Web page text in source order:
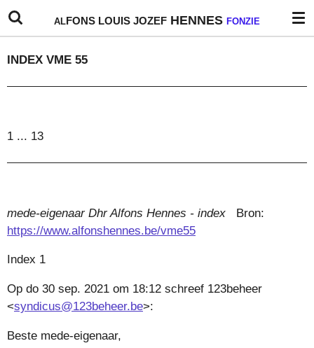
Ga
direct
de
hoofdinhoud
ALFONS LOUIS JOZEF HENNES FONZIE
INDEX VME 55
1 ... 13
mede-eigenaar Dhr Alfons Hennes - index Bron:
https://www.alfonshennes.be/vme55
Index 1
Op do 30 sep. 2021 om 18:12 schreef 123beheer
<syndicus@123beheer.be>:
Beste mede-eigenaar,